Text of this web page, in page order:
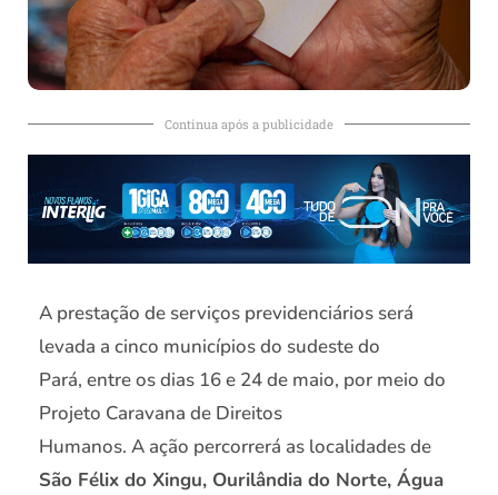
Continua após a publicidade
A prestação de serviços previdenciários será
levada a cinco municípios do sudeste do
Pará, entre os dias 16 e 24 de maio, por meio do
Projeto Caravana de Direitos
Humanos. A ação percorrerá as localidades de
São Félix do Xingu, Ourilândia do Norte, Água